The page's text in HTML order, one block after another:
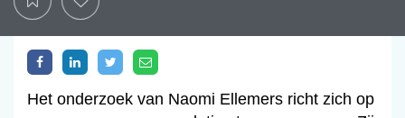
Het onderzoek van Naomi Ellemers richt zich op